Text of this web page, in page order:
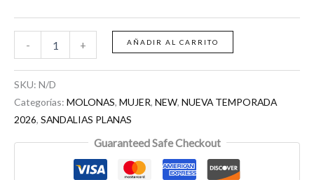
- + AÑADIR AL CARRITO
SKU: N/D
Categorías: MOLONAS, MUJER, NEW, NUEVA TEMPORADA
2026, SANDALIAS PLANAS
Guaranteed Safe Checkout